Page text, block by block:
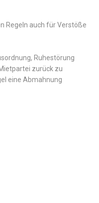
Regeln auch für Verstöße
Ruhestörung
zurück zu
eine Abmahnung